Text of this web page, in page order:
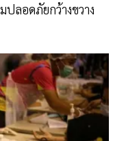
ปลอดภัยกว้างขวาง